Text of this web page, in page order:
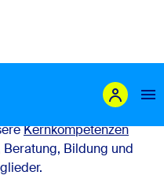
mit seinenTochter-
Kernkompetenzen
Bildung und